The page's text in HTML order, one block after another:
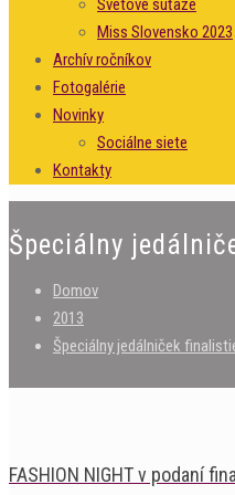
Svetové súťaže
Miss Slovensko 2023
Archív ročníkov
Fotogalérie
Novinky
Sociálne siete
Kontakty
Špeciálny
Domov
2013
Špeciálny jedálniček
FASHION NIGHT v podaní